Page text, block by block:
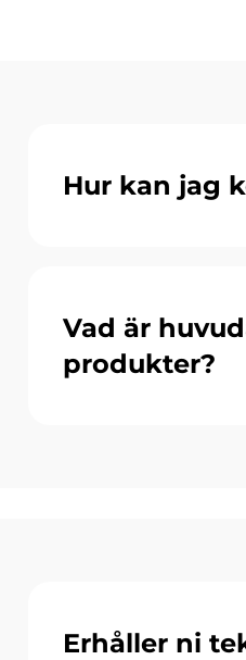
Hur kan jag
Vad är
produkter?
Erhåller ni